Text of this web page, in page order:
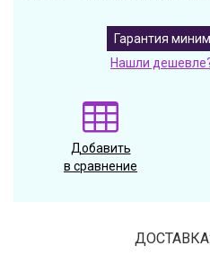
Гарантия
Нашли
Добавить
в сравнение
ДОСТАВКА: